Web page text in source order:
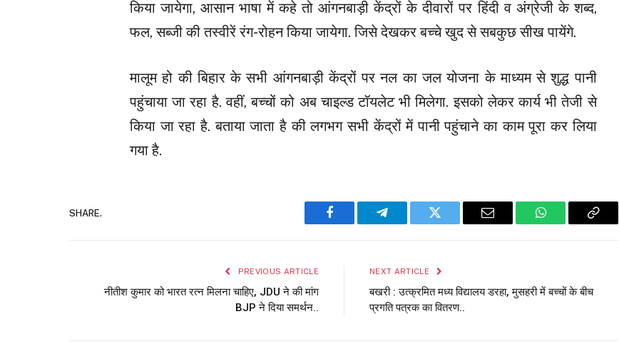
किया जायेगा, आसान भाषा में कहे तो आंगनबाड़ी केंद्रों के दीवारों पर हिंदी व अंग्रेजी के शब्द,
फल, सब्जी की तस्वीरें रंग-रोहन किया जायेगा. जिसे देखकर बच्चे खुद से सबकुछ सीख पायेंगे.
मालूम हो की बिहार के सभी आंगनबाड़ी केंद्रों पर नल का जल योजना के माध्यम से शुद्ध पानी
पहुंचाया जा रहा है. वहीं, बच्चों को अब चाइल्ड टॉयलेट भी मिलेगा. इसको लेकर कार्य भी तेजी से
किया जा रहा है. बताया जाता है की लगभग सभी केंद्रों में पानी पहुंचाने का काम पूरा कर लिया
गया है.
SHARE.
Facebook Telegram Twitter Email WhatsAppCopy
PREVIOUS ARTICLE
नीतीश कुमार को भारत रत्न मिलना चाहिए, JDU ने की मांग
BJP ने दिया समर्थन..
NEXT ARTICLE
बखरी : उत्क्रमित मध्य विद्यालय डरहा, मुसहरी में बच्चों के बीच
प्रगति पत्रक का वितरण..